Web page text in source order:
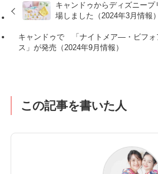
キャンドゥからディズニー
場しました（2024年3月情報）
キャンドゥで 「ナイトメア―・ビフォ
ス」が発売（2024年9月情報）
この記事を書いた人